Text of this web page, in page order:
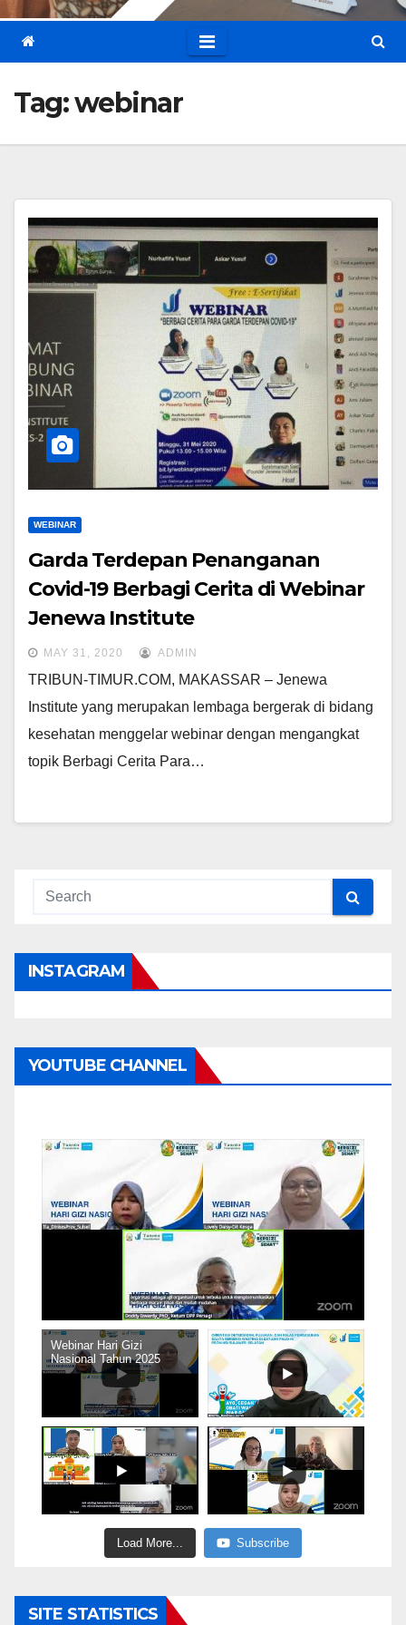
Tag:webinar
WEBINAR
Garda Terdepan Penanganan
Covid-19 Berbagi Cerita di Webinar
Jenewa Institute
MAY 31, 2020 ADMIN
TRIBUN-TIMUR.COM, MAKASSAR – Jenewa
Institute yang merupakan lembaga bergerak di bidang
kesehatan menggelar webinar dengan mengangkat
topik Berbagi Cerita Para…
INSTAGRAM
YOUTUBE CHANNEL
Webinar Hari Gizi
Nasional Tahun 2025
Load More... Subscribe
SITE STATISTICS